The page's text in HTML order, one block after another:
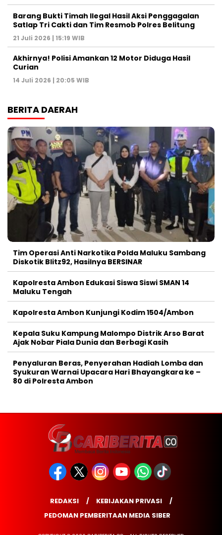
Barang Bukti Timah Ilegal Hasil Aksi Penggagalan
Satlap Tri Cakti dan Tim Resmob Polres Belitung
21 Juli 2026 | 15:19 WIB
Akhirnya! Polisi Amankan 12 Motor Diduga Hasil
Curian
14 Juli 2026 | 20:05 WIB
BERITA DAERAH
Tim Operasi Anti Narkotika Polda Maluku Sambang
Diskotik Blitz92, Hasilnya BERSINAR
Kapolresta Ambon Edukasi Siswa Siswi SMAN 14
Maluku Tengah
Kapolresta Ambon Kunjungi Kodim 1504/Ambon
Kepala Suku Kampung Malompo Distrik Arso Barat
Ajak Nobar Piala Dunia dan Berbagi Kasih
Penyaluran Beras, Penyerahan Hadiah Lomba dan
Syukuran Warnai Upacara Hari Bhayangkara ke –
80 di Polresta Ambon
REDAKSI
KEBIJAKAN PRIVASI
PEDOMAN PEMBERITAAN MEDIA SIBER